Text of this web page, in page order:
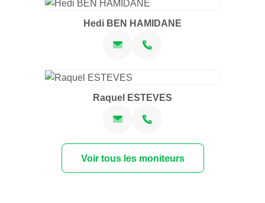
Hedi BEN HAMIDANE
Raquel ESTEVES
Voir tous les moniteurs